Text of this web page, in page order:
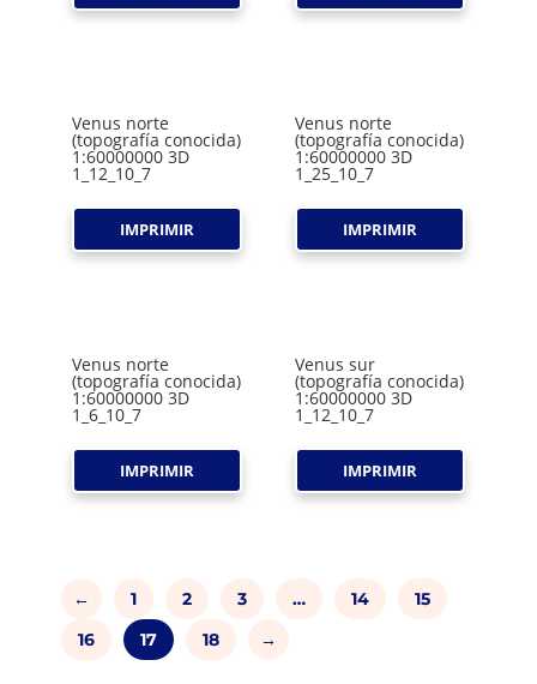
Venus norte
(topografía conocida)
1:60000000 3D
1_12_10_7
IMPRIMIR
Venus norte
(topografía conocida)
1:60000000 3D
1_25_10_7
IMPRIMIR
Venus norte
(topografía conocida)
1:60000000 3D
1_6_10_7
IMPRIMIR
Venus sur
(topografía conocida)
1:60000000 3D
1_12_10_7
IMPRIMIR
← 1 2 3 … 14
15
16
17 18 →